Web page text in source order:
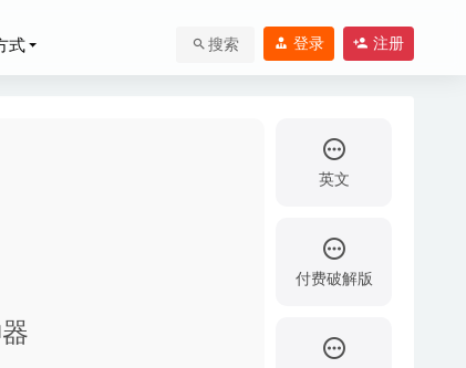
式 搜索 登录 注册
英文
付费破解版